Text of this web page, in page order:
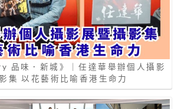
品味．新城》｜任達華舉辦個人攝影
集 以花藝術比喻香港生命力